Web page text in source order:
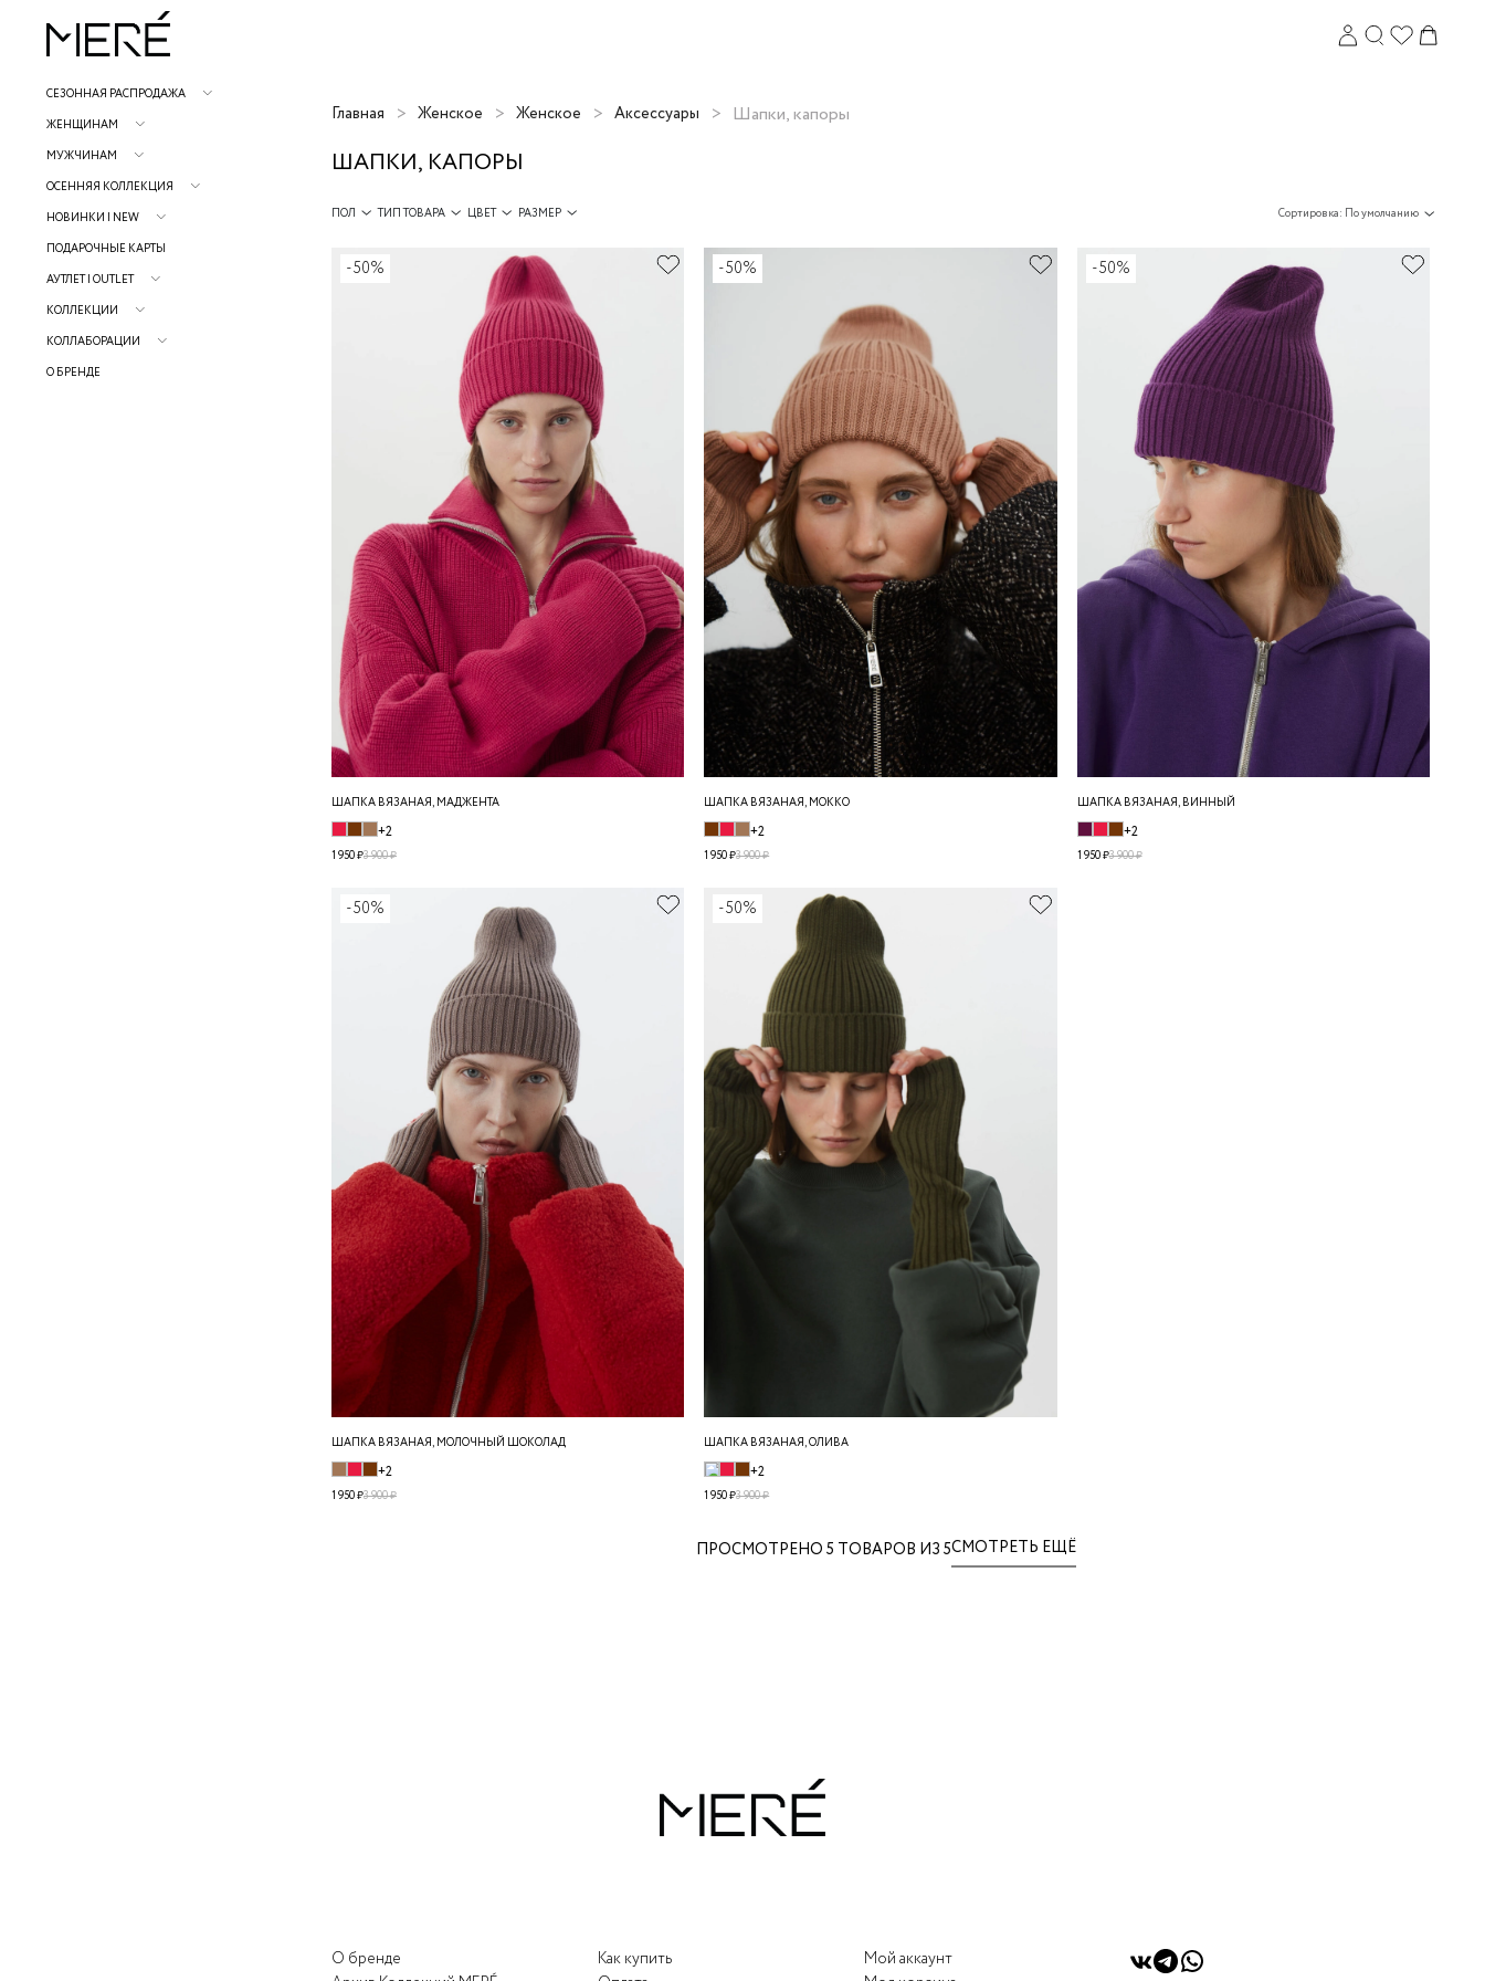
СЕЗОННАЯ РАСПРОДАЖА
ЖЕНЩИНАМ
МУЖЧИНАМ
ОСЕННЯЯ КОЛЛЕКЦИЯ
НОВИНКИ | NEW
ПОДАРОЧНЫЕ КАРТЫ
АУТЛЕТ | OUTLET
КОЛЛЕКЦИИ
КОЛЛАБОРАЦИИ
О БРЕНДЕ
Главная Женское Женское Аксессуары Шапки, капоры
ШАПКИ, КАПОРЫ
ПОЛ ТИП ТОВАРА ЦВЕТ РАЗМЕР Сортировка: По умолчанию
-50%
ШАПКА ВЯЗАНАЯ, МАДЖЕНТА
+2
1 950 ₽3 900 ₽
-50%
ШАПКА ВЯЗАНАЯ, МОККО
+2
1 950 ₽3 900 ₽
-50%
ШАПКА ВЯЗАНАЯ, ВИННЫЙ
+2
1 950 ₽3 900 ₽
-50%
ШАПКА ВЯЗАНАЯ, МОЛОЧНЫЙ ШОКОЛАД
+2
1 950 ₽3 900 ₽
-50%
ШАПКА ВЯЗАНАЯ, ОЛИВА
+2
1 950 ₽3 900 ₽
ПРОСМОТРЕНО 5 ТОВАРОВ ИЗ 5СМОТРЕТЬ ЕЩЁ
О бренде
Как купить
Мой аккаунт